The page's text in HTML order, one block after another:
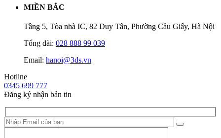
MIỀN BẮC
Tầng 5, Tòa nhà IC, 82 Duy Tân, Phường Cầu Giấy, Hà Nội
Tổng đài: 028 888 99 039
Email: hanoi@3ds.vn
Hotline
0345 699 777
Đăng ký nhận bản tin